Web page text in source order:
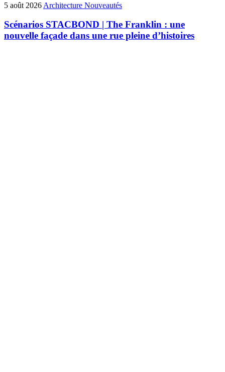
5 août 2026 Architecture Nouveautés
Scénarios STACBOND | The Franklin : une
nouvelle façade dans une rue pleine d’histoires